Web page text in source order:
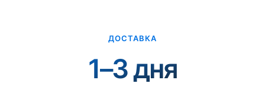
ДОСТАВКА
1–3 дня